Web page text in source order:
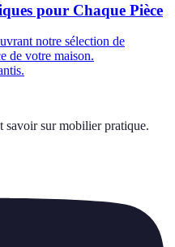
pour Chaque Pièce
notre sélection de
de votre maison.
savoir sur mobilier pratique.